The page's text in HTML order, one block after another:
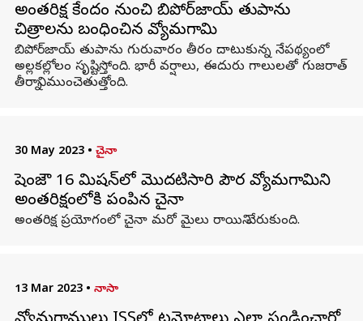
అంతరిక్ష కేంద్రం నుంచి బిపోర్‌జాయ్ తుపాను
చిత్రాలను బంధించిన వ్యోమగామి
బిపోర్‌జాయ్ తుపాను గురువారం తీరం దాటుకున్న నేపథ్యంలో
అల్లకల్లోలం సృష్టిస్తోంది. భారీ వర్షాలు, ఈదురు గాలులతో గుజరాత్
తీరాన్ని ముంచెతుత్తోంది.
30 May 2023 • చైనా
షెంజౌ 16 మిషన్‌లో మొదటిసారి పౌర వ్యోమగామిని
అంతరిక్షంలోకి పంపిన చైనా
అంతరిక్ష ప్రయోగంలో చైనా మరో మైలు రాయిని చేరుకుంది.
13 Mar 2023 • నాసా